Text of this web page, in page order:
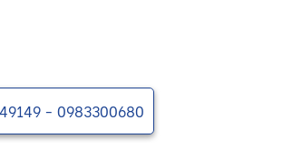
- 0983300680